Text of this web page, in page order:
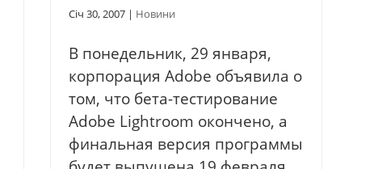
Січ 30, 2007| Новини
В понедельник, 29 января,
корпорация Adobe объявила о
том, что бета-тестирование
Adobe Lightroom окончено, а
финальная версия программы